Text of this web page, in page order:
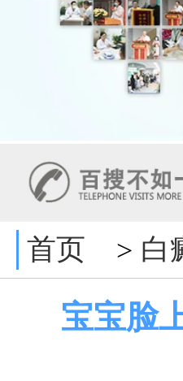
首页 > 白
宝宝脸